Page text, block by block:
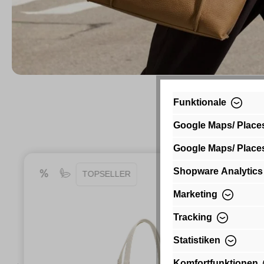
TOPSELLER
Funktionale
Google Maps/
Google Maps/
Shopware Analytics
Marketing
Tracking
Statistiken